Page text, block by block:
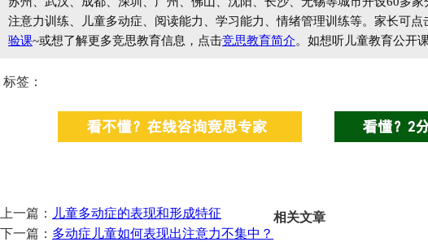
注意力训练、儿童多动症、阅读能力、学习能力、情绪管理训练等。家长可点
验课~或想了解更多竞思教育信息，点击竞思教育简介。如想听儿童教育公开
标签：
上一篇：
儿童多动症的表现和形成特征
下一篇： 多动症儿童如何表现出注意力不集中？
相关文章